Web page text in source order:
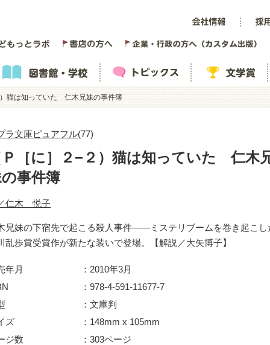
猫は知っていた 仁木兄妹の事件簿
ラ文庫ピュアフル(77)
［に］２−２）猫は知っていた 仁木
事件簿
仁木 悦子
兄妹の下宿先で起こる殺人事件――ミステリブームを巻き起こし
乱歩賞受賞作が新たな装いで登場。【解説／大矢博子】
年月
2010年3月
978-4-591-11677-7
文庫判
ズ
148mm x 105mm
ジ数
303ページ